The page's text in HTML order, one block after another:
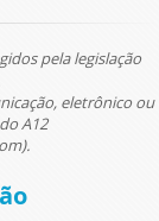
pela legislação
eletrônico ou
A12